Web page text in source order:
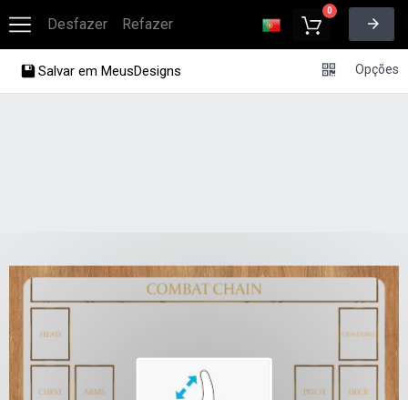
Desfazer Refazer
0
Salvar em MeusDesigns Opções